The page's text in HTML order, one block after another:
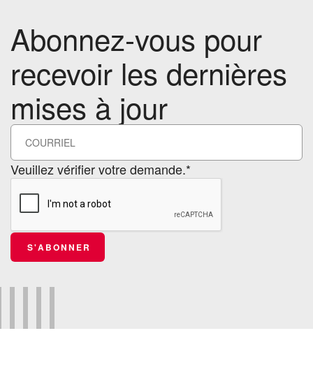
Abonnez-vous pour
recevoir les dernières
mises à jour
Veuillez vérifier votre demande.*
S'ABONNER